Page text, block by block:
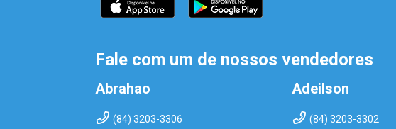
Fale com um de nossos vendedores
Abrahao
(84) 3203-3306
Adeilson
(84) 3203-3302